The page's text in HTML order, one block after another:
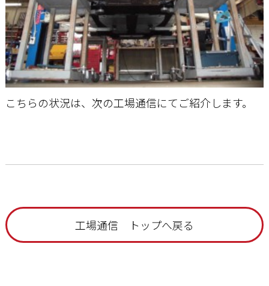
こちらの状況は、次の工場通信にてご紹介します。
工場通信 トップへ戻る